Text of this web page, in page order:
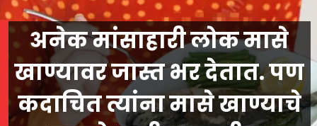
अनेक मांसाहारी लोक मासे
खाण्यावर जास्त भर देतात. पण
कदाचित त्यांना मासे खाण्याचे